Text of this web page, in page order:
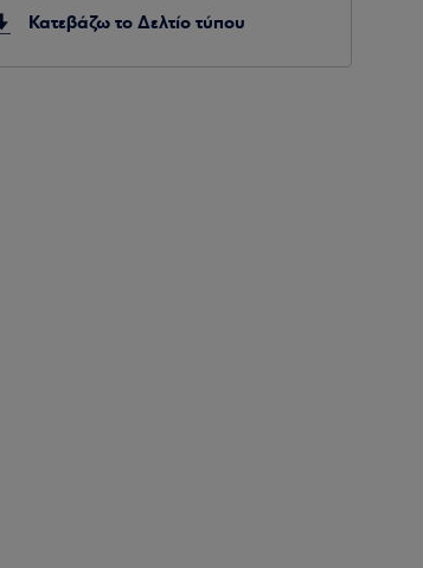
Κατεβάζω το Δελτίο τύπου